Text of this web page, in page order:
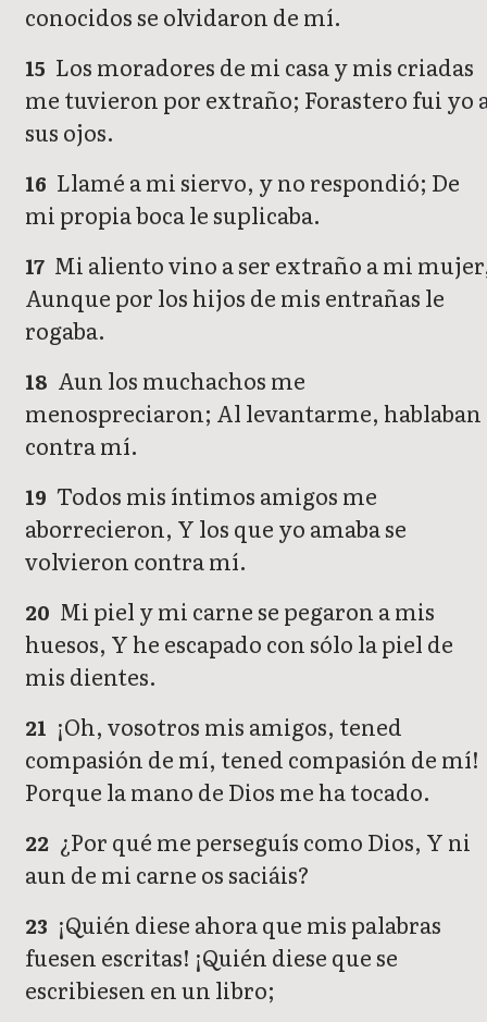
conocidos se olvidaron de mí.
15 Los moradores de mi casa y mis criadas
me tuvieron por extraño; Forastero fui yo
sus ojos.
16 Llamé a mi siervo, y no respondió; De
mi propia boca le suplicaba.
17 Mi aliento vino a ser extraño a mi
Aunque por los hijos de mis entrañas le
rogaba.
18 Aun los muchachos me
menospreciaron; Al levantarme, hablaban
contra mí.
19 Todos mis íntimos amigos me
aborrecieron, Y los que yo amaba se
volvieron contra mí.
20 Mi piel y mi carne se pegaron a mis
huesos, Y he escapado con sólo la piel de
mis dientes.
21 ¡Oh, vosotros mis amigos, tened
compasión de mí, tened compasión de mí!
Porque la mano de Dios me ha tocado.
22 ¿Por qué me perseguís como Dios, Y ni
aun de mi carne os saciáis?
23 ¡Quién diese ahora que mis palabras
fuesen escritas! ¡Quién diese que se
escribiesen en un libro;